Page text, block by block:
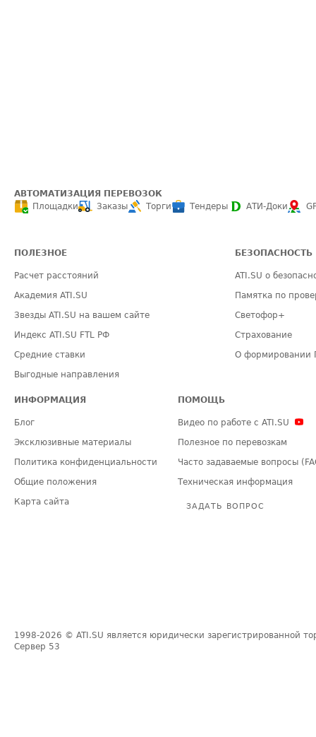
АВТОМАТИЗАЦИЯ ПЕРЕВОЗОК
Площадки
Заказы Торги Тендеры АТИ-Доки
ПОЛЕЗНОЕ
Расчет расстояний
Академия ATI.SU
Звезды ATI.SU на вашем сайте
Индекс ATI.SU FTL РФ
Средние ставки
Выгодные направления
БЕЗОПАСНОСТЬ
ATI.SU о
Памятка по
Светофор+
Страхование
О формировании
ИНФОРМАЦИЯ
Блог
Эксклюзивные материалы
Политика конфиденциальности
Общие положения
Карта сайта
ПОМОЩЬ
Видео по работе с ATI.SU
Полезное по перевозкам
Часто задаваемые вопросы
Техническая информация
ЗАДАТЬ ВОПРОС
1998-2026 © ATI.SU является юридически зарегистрированной
Сервер 53